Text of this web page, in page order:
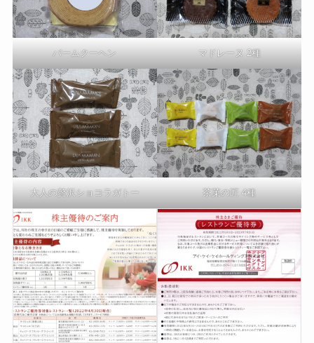
バームクーヘン マドレーヌ 2種
大人の贅沢ショコラガトー 茶菓の匠 4種